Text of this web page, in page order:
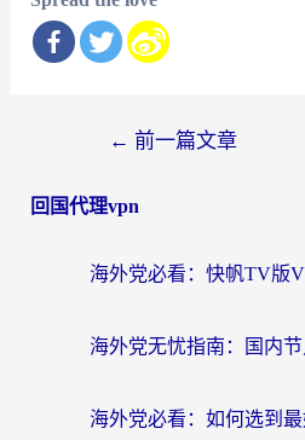
导
← 前一篇文章
回国代理vpn